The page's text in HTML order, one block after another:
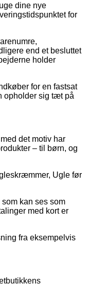
dine nye
for
end et besluttet
holder
for en fastsat
opholder sig tæt på
det motiv har
– til børn, og
Ugle før
kan ses som
med kort er
fra eksempelvis